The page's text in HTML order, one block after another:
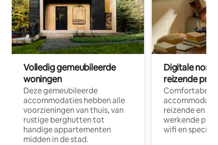
Volledig gemeubileerde
woningen
Deze gemeubileerde
accommodaties hebben alle
voorzieningen van thuis, van
rustige berghutten tot
handige appartementen
midden in de stad.
Digitale
reizende
Comfortabele
reizende en
werkende
wifi en